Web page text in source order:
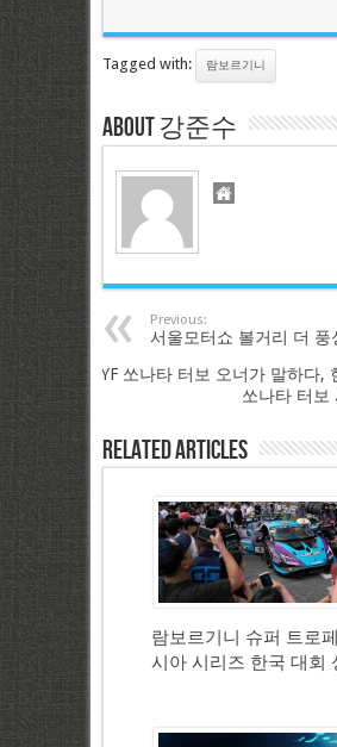
Tagged with: 람보르기니
About 강준수
Previous:
서울모터쇼 볼거리 더 풍
YF 쏘나타 터보 오너가 말하다,
쏘나타 터보
Related Articles
람보르기니 슈퍼 트로
시아 시리즈 한국 대회